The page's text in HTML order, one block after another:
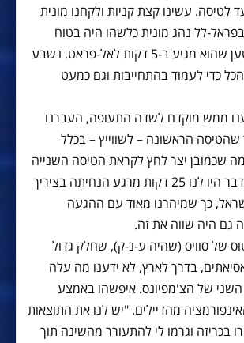
לטיסה. עשינו קצת קניות ולקחנו מונית
לל נהג מונית כלשהו היה בטוח
שהוא שומאכר וטען שהוא מגיע ב-5 דקות לאל-פראט. נשבע
כדי לעמוד בהתחייבות וגם כמעט
ממש מוקדם לשדה התעופה, העברנו
הראשונה – לשווייץ – בכלל
שכמובן יצר לחץ לקראת הטיסה השנייה
לארץ. בסופו של דבר היו לנו 25 דקות מרגע הנחיתה בציריך
כך שמיהרנו מאוד עם ההגעה
גם היה שווה את זה.
של סוויס (שהיה ע-נ-ק), שחלק גדול
בדרך לארץ, לא ידענו מה עלה
השני של הצ'מפיונס. איפשהו באמצע
מהדיילים. "יש לנו את התוצאות
בכריזה וגרמו לי להתעורר מהשינה תוך